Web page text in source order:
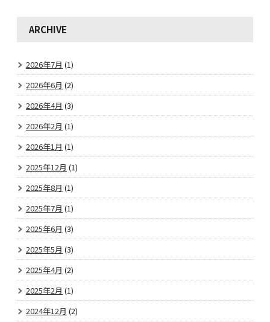
ARCHIVE
2026年7月 (1)
2026年6月 (2)
2026年4月 (3)
2026年2月 (1)
2026年1月 (1)
2025年12月 (1)
2025年8月 (1)
2025年7月 (1)
2025年6月 (3)
2025年5月 (3)
2025年4月 (2)
2025年2月 (1)
2024年12月 (2)